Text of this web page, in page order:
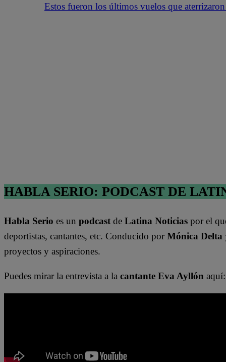
Estos fueron los últimos vuelos que
HABLA SERIO: PODCAST DE
Habla Serio es un podcast de Latina Noticias por el
deportistas, cantantes, etc. Conducido por Mónica Delta
proyectos y aspiraciones.
Puedes mirar la entrevista a la cantante Eva Ayllón aquí: